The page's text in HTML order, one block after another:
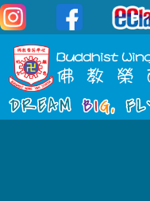
移至主內容